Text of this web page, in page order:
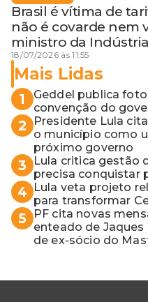
Brasil é vítima de
não é covarde nem
ministro da Indústria
18/07/2026 às 11:55
Mais Lidas
1
Geddel publica
convenção do
2
Presidente Lula
o município como
próximo governo
3
Lula critica gestão
precisa conquistar
4
Lula veta projeto
para transformar
5
PF cita novas
enteado de
de ex-sócio do